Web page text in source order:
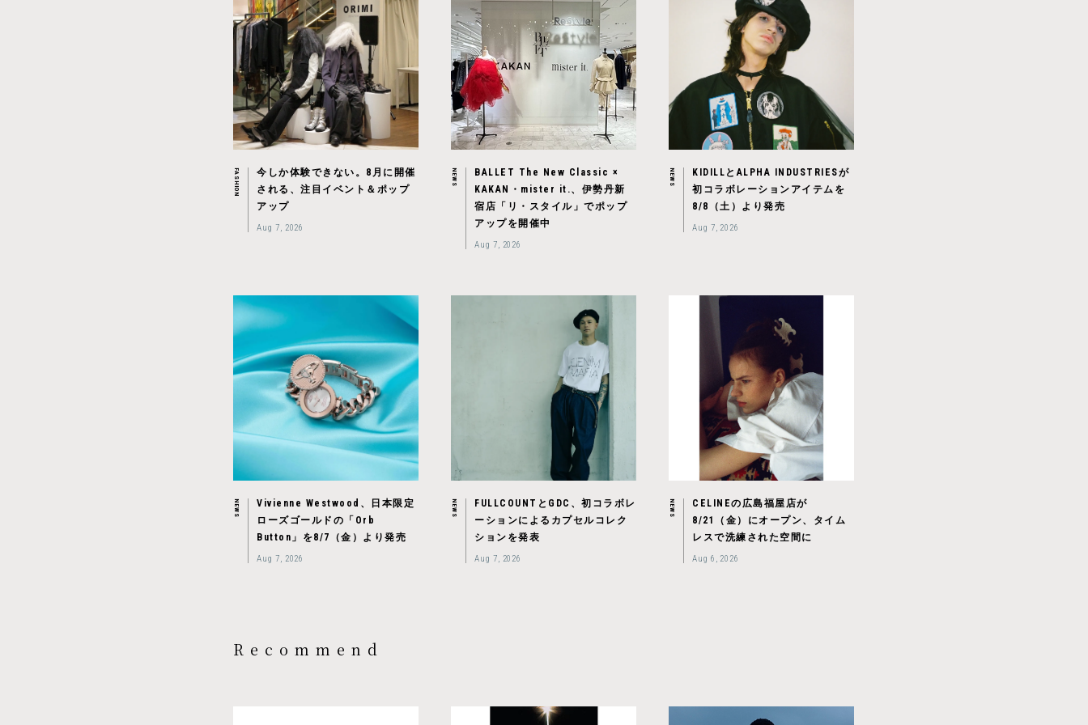
FASHION
今しか体験できない。8月に開催
される、注目イベント＆ポップ
アップ
Aug 7, 2026
NEWS
BALLET The New Classic ×
KAKAN・mister it.、伊勢丹新
宿店「リ・スタイル」でポップ
アップを開催中
Aug 7, 2026
NEWS
KIDILLとALPHA INDUSTRIESが
初コラボレーションアイテムを
8/8（土）より発売
Aug 7, 2026
NEWS
Vivienne Westwood、日本限定
ローズゴールドの「Orb
Button」を8/7（金）より発売
Aug 7, 2026
NEWS
FULLCOUNTとGDC、初コラボレ
ーションによるカプセルコレク
ションを発表
Aug 7, 2026
NEWS
CELINEの広島福屋店が
8/21（金）にオープン、タイム
レスで洗練された空間に
Aug 6, 2026
Recommend